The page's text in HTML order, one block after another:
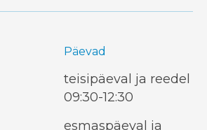
Päevad
teisipäeval ja reedel
09:30-12:30
esmaspäeval ja